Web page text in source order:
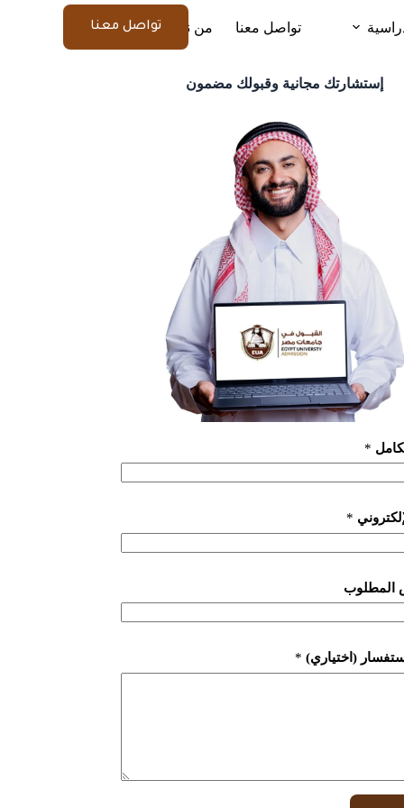
تواصل معنا من نحن المزيد
تواصل معنا
إستشارتك مجانية وقبولك مضمون
*
*
المطلوب
(اختياري) *